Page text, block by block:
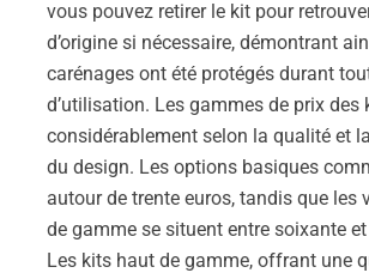
vous pouvez retirer le kit pour
d’origine si nécessaire, démontrant
carénages ont été protégés durant
d’utilisation. Les gammes de prix des
considérablement selon la qualité et
du design. Les options basiques
autour de trente euros, tandis que les
de gamme se situent entre soixante
Les kits haut de gamme, offrant une